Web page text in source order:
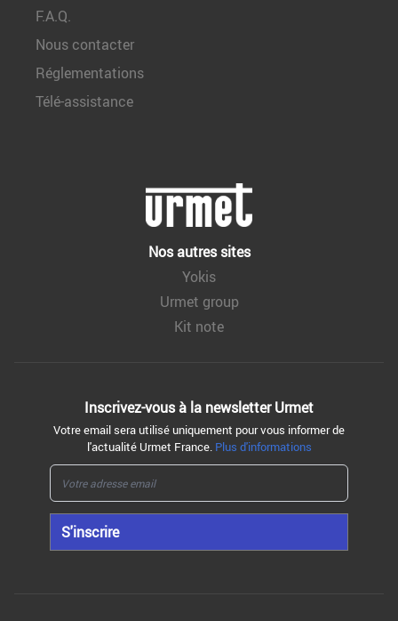
F.A.Q.
Nous contacter
Réglementations
Télé-assistance
Nos autres sites
Yokis
Urmet group
Kit note
Inscrivez-vous à la newsletter Urmet
Votre email sera utilisé uniquement pour vous informer de
l'actualité Urmet France. Plus d'informations
S'inscrire